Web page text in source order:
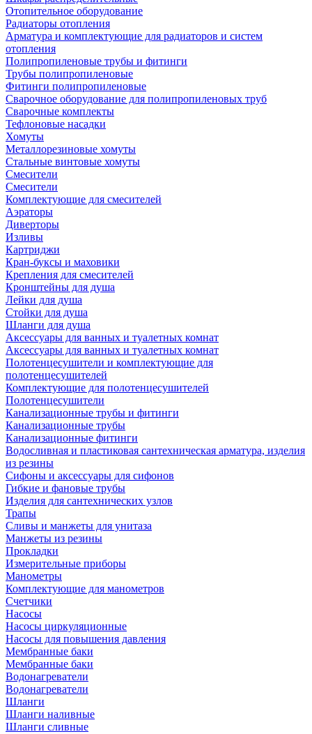
Отопительное оборудование
Радиаторы отопления
Арматура и комплектующие для радиаторов и систем
отопления
Полипропиленовые трубы и фитинги
Трубы полипропиленовые
Фитинги полипропиленовые
Сварочное оборудование для полипропиленовых труб
Сварочные комплекты
Тефлоновые насадки
Хомуты
Металлорезиновые хомуты
Стальные винтовые хомуты
Смесители
Смесители
Комплектующие для смесителей
Аэраторы
Диверторы
Изливы
Картриджи
Кран-буксы и маховики
Крепления для смесителей
Кронштейны для душа
Лейки для душа
Стойки для душа
Шланги для душа
Аксессуары для ванных и туалетных комнат
Аксессуары для ванных и туалетных комнат
Полотенцесушители и комплектующие для
полотенцесушителей
Комплектующие для полотенцесушителей
Полотенцесушители
Канализационные трубы и фитинги
Канализационные трубы
Канализационные фитинги
Водосливная и пластиковая сантехническая арматура, изделия
из резины
Сифоны и аксессуары для сифонов
Гибкие и фановые трубы
Изделия для сантехнических узлов
Трапы
Сливы и манжеты для унитаза
Манжеты из резины
Прокладки
Измерительные приборы
Манометры
Комплектующие для манометров
Счетчики
Насосы
Насосы циркуляционные
Насосы для повышения давления
Мембранные баки
Мембранные баки
Водонагреватели
Водонагреватели
Шланги
Шланги наливные
Шланги сливные